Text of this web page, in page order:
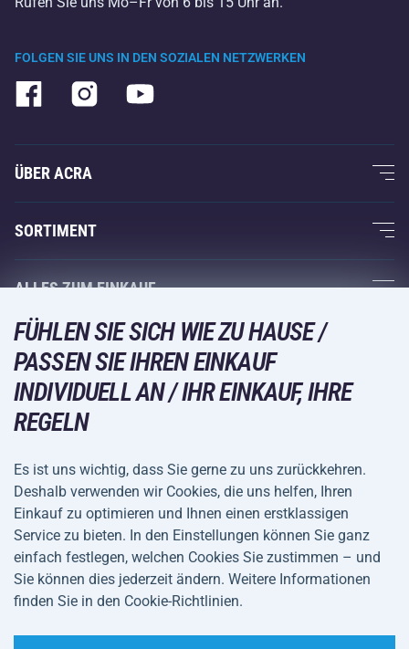
FOLGEN SIE UNS IN DEN SOZIALEN NETZWERKEN
ÜBER ACRA
Über uns
Acra-Garantie
Kontakte
Großhandel
Einkaufsratgeber
SORTIMENT
Fitness und Krafttraining
Racketsportarten
Wintersport
Freizeit und Unterhaltung
Camping und Wandern
Fahrräder und Roller
Ballsportarten
Wassersport
Sportbekleidung und Accessoires
ALLES ZUM EINKAUF
Acra-Garantie
Rückgabe und Reklamationen
VERSANDARTEN
ZAHLUNGSARTEN
Allgemeine
Geschäftsbedingungen
Datenschutz
Cookie-Einstellungen
FÜHLEN SIE SICH WIE ZU HAUSE /
PASSEN SIE IHREN EINKAUF
INDIVIDUELL AN / IHR EINKAUF, IHRE
REGELN
Es ist uns wichtig, dass Sie gerne zu uns zurückkehren.
Deshalb verwenden wir Cookies, die uns helfen, Ihren
Einkauf zu optimieren und Ihnen einen erstklassigen
Service zu bieten. In den Einstellungen können Sie ganz
einfach festlegen, welchen Cookies Sie zustimmen – und
Sie können dies jederzeit ändern. Weitere Informationen
finden Sie in den Cookie-Richtlinien.